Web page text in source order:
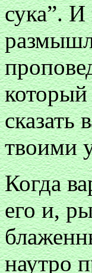
сука”. И
сказать
твоими
Когда
его и,
наутро